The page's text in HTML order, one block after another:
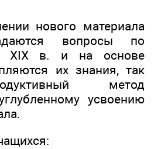
нового материала
вопросы по
XIX в. и на основе
их знания, так
метод
усвоению